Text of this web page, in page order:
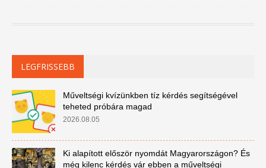
LEGFRISSEBB
Műveltségi kvízünkben tíz kérdés segítségével
teheted próbára magad
2026.08.05
Ki alapított először nyomdát Magyarországon? És
még kilenc kérdés vár ebben a műveltségi